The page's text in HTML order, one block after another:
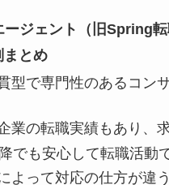
ージェント（旧Spring
まとめ
型で専門性のあるコン
業の転職実績もあり、
でも安心して転職活動
よって対応の仕方が違う